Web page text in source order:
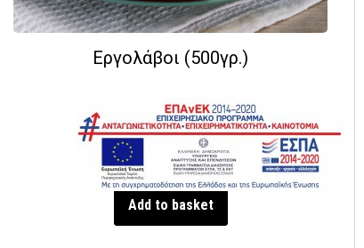
Εργολάβοι (500γρ.)
10,00€
Add to basket